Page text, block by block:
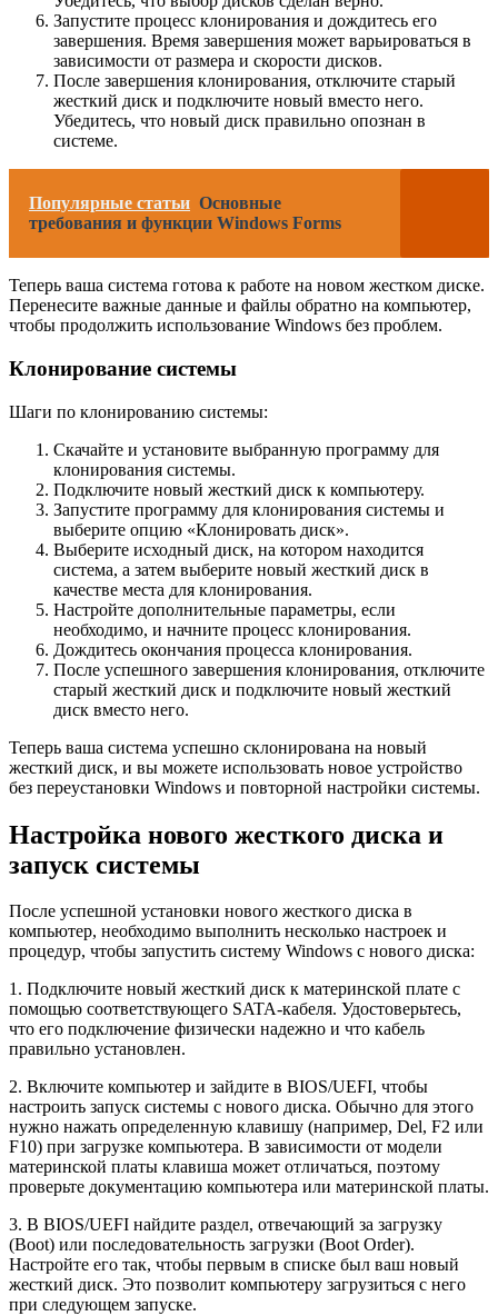
Запустите процесс клонирования и дождитесь его
завершения. Время завершения может варьироваться в
зависимости от размера и скорости дисков.
После завершения клонирования, отключите старый
жесткий диск и подключите новый вместо него.
Убедитесь, что новый диск правильно опознан в
системе.
Популярные статьи Основные
требования и функции Windows Forms
Теперь ваша система готова к работе на новом жестком диске.
Перенесите важные данные и файлы обратно на компьютер,
чтобы продолжить использование Windows без проблем.
Клонирование системы
Шаги по клонированию системы:
Скачайте и установите выбранную программу для
клонирования системы.
Подключите новый жесткий диск к компьютеру.
Запустите программу для клонирования системы и
выберите опцию «Клонировать диск».
Выберите исходный диск, на котором находится
система, а затем выберите новый жесткий диск в
качестве места для клонирования.
Настройте дополнительные параметры, если
необходимо, и начните процесс клонирования.
Дождитесь окончания процесса клонирования.
После успешного завершения клонирования, отключите
старый жесткий диск и подключите новый жесткий
диск вместо него.
Теперь ваша система успешно склонирована на новый
жесткий диск, и вы можете использовать новое устройство
без переустановки Windows и повторной настройки системы.
Настройка нового жесткого диска и
запуск системы
После успешной установки нового жесткого диска в
компьютер, необходимо выполнить несколько настроек и
процедур, чтобы запустить систему Windows с нового диска:
1. Подключите новый жесткий диск к материнской плате с
помощью соответствующего SATA-кабеля. Удостоверьтесь,
что его подключение физически надежно и что кабель
правильно установлен.
2. Включите компьютер и зайдите в BIOS/UEFI, чтобы
настроить запуск системы с нового диска. Обычно для этого
нужно нажать определенную клавишу (например, Del, F2 или
F10) при загрузке компьютера. В зависимости от модели
материнской платы клавиша может отличаться, поэтому
проверьте документацию компьютера или материнской платы.
3. В BIOS/UEFI найдите раздел, отвечающий за загрузку
(Boot) или последовательность загрузки (Boot Order).
Настройте его так, чтобы первым в списке был ваш новый
жесткий диск. Это позволит компьютеру загрузиться с него
при следующем запуске.